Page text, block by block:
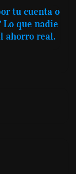
tu cuenta o
que nadie
ahorro real.